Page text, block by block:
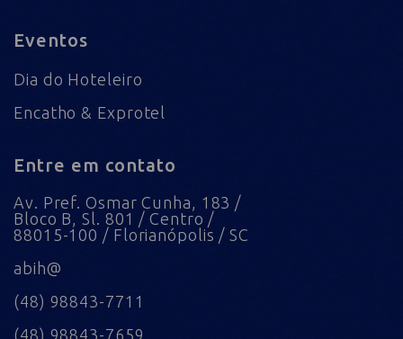
Eventos
Dia do Hoteleiro
Encatho & Exprotel
Entre em contato
Av. Pref. Osmar Cunha, 183 /
Bloco B, Sl. 801 / Centro /
88015-100 / Florianópolis / SC
abih@
(48) 98843-7711
(48) 98843-7659